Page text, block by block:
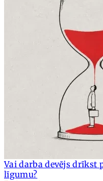
Vai darba devējs drīkst
līgumu?